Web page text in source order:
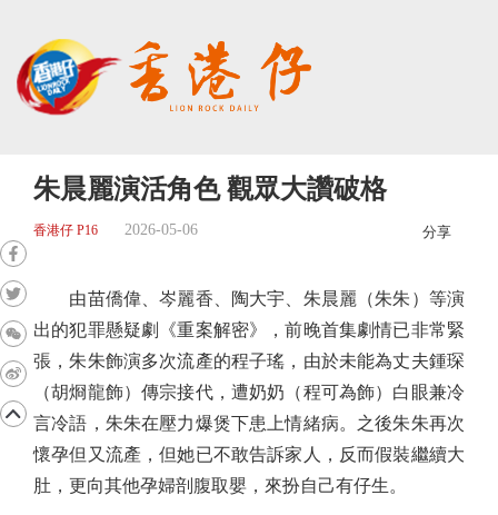
朱晨麗演活角色 觀眾大讚破格
香港仔 P16 2026-05-06 分享
由苗僑偉、岑麗香、陶大宇、朱晨麗（朱朱）等演
出的犯罪懸疑劇《重案解密》，前晚首集劇情已非常緊
張，朱朱飾演多次流產的程子瑤，由於未能為丈夫鍾琛
（胡烱龍飾）傳宗接代，遭奶奶（程可為飾）白眼兼冷
言冷語，朱朱在壓力爆煲下患上情緒病。之後朱朱再次
懷孕但又流產，但她已不敢告訴家人，反而假裝繼續大
肚，更向其他孕婦剖腹取嬰，來扮自己有仔生。